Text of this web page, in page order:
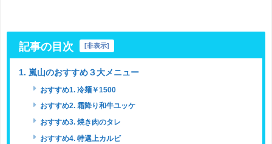
記事の目次 [非表示]
1. 嵐山のおすすめ３大メニュー
おすすめ1. 冷麺￥1500
おすすめ2. 霜降り和牛ユッケ
おすすめ3. 焼き肉のタレ
おすすめ4. 特選上カルビ